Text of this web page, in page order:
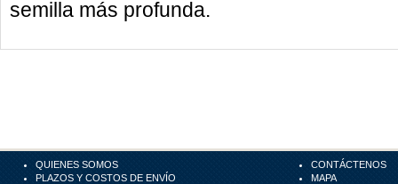
semilla más profunda.
QUIENES SOMOS
PLAZOS Y COSTOS DE ENVÍO
CONTÁCTENOS
MAPA